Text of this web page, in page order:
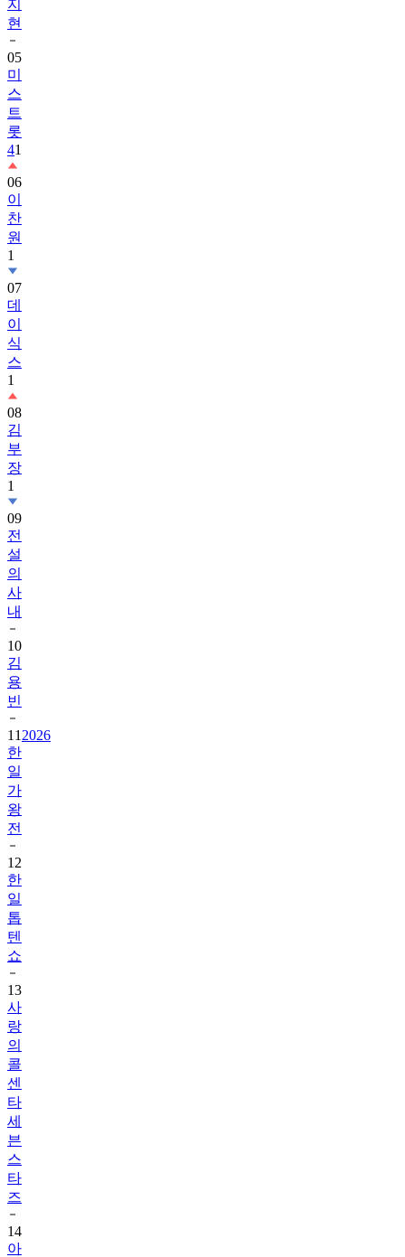
지
현
05
미
스
트
롯
41
06
이
찬
원
1
07
데
이
식
스
1
08
김
부
장
1
09
전
설
의
사
내
10
김
용
빈
11 2026
한
일
가
왕
전
12
한
일
톱
텐
쇼
13
사
랑
의
콜
센
타
세
븐
스
타
즈
14
아